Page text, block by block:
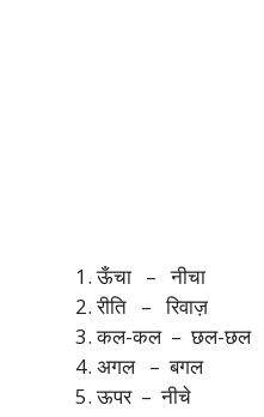
ऊँचा – नीचा
रीति – रिवाज़
कल-कल – छल-छल
अगल – बगल
ऊपर – नीचे